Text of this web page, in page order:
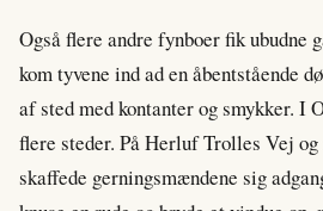
Også flere andre fynboer fik ubudne
kom tyvene ind ad en åbentstående
af sted med kontanter og smykker. I
flere steder. På Herluf Trolles Vej
skaffede gerningsmændene sig